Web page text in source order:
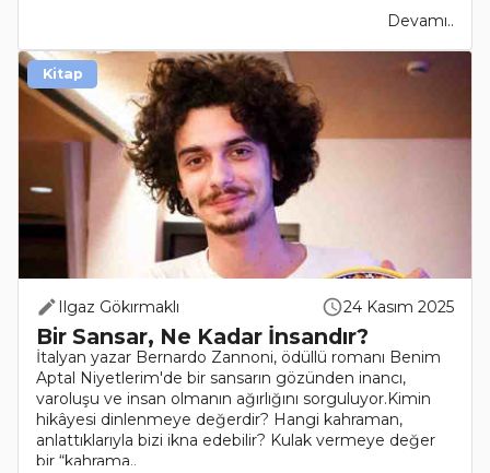
Devamı..
Ilgaz Gökırmaklı 24 Kasım 2025
Bir Sansar, Ne Kadar İnsandır?
İtalyan yazar Bernardo Zannoni, ödüllü romanı Benim
Aptal Niyetlerim'de bir sansarın gözünden inancı,
varoluşu ve insan olmanın ağırlığını sorguluyor.Kimin
hikâyesi dinlenmeye değerdir? Hangi kahraman,
anlattıklarıyla bizi ikna edebilir? Kulak vermeye değer
bir “kahrama..
Kitap